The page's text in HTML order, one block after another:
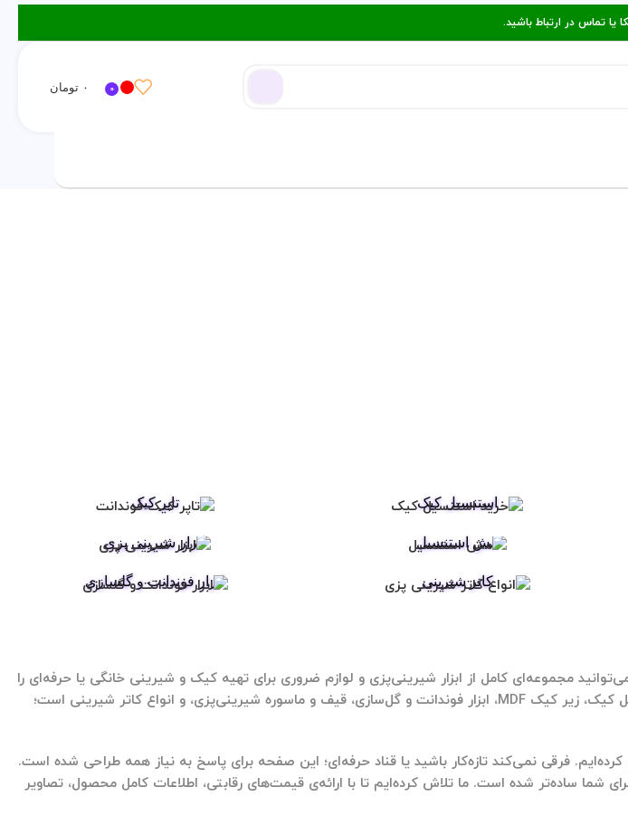
0 ۰ تومان
استنسیل کیک تاپر کیک
مش استنسیل ابزار شیرینی پزی
کاتر شیرینی ابزار فوندانت و گلسازی
مجموعه‌ای کامل از ابزار شیرینی‌پزی و لوازم ضروری برای تهیه کیک و شیرینی خانگی یا حرفه‌ای را
کیک، زیر کیک MDF ، ابزار فوندانت و گل‌سازی، قیف و ماسوره شیرینی‌پزی، و انواع کاتر شیرینی است؛
فرقی نمی‌کند تازه‌کار باشید یا قناد حرفه‌ای؛ این صفحه برای پاسخ به نیاز همه طراحی شده است.
ساده‌تر شده است. ما تلاش کرده‌ایم تا با ارائه‌ی قیمت‌های رقابتی، اطلاعات کامل محصول، تصاویر